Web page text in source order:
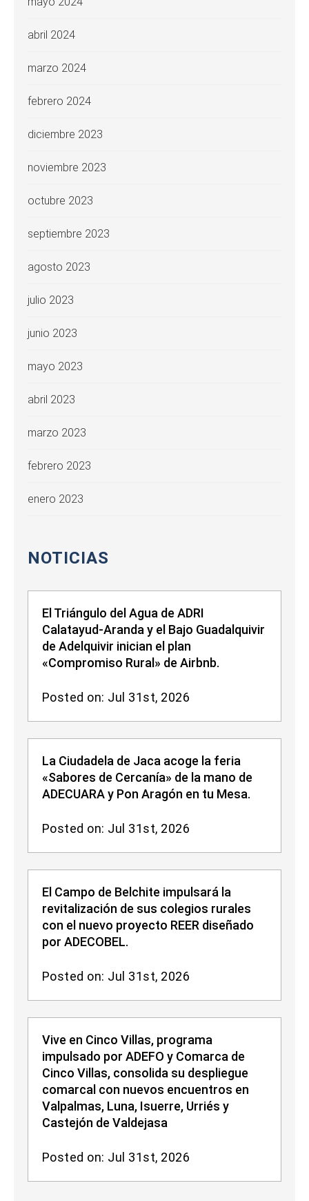
abril 2024
marzo 2024
febrero 2024
diciembre 2023
noviembre 2023
octubre 2023
septiembre 2023
agosto 2023
julio 2023
junio 2023
mayo 2023
abril 2023
marzo 2023
febrero 2023
enero 2023
NOTICIAS
El Triángulo del Agua de ADRI
Calatayud-Aranda y el Bajo Guadalquivir
de Adelquivir inician el plan
«Compromiso Rural» de Airbnb.
Posted on: Jul 31st, 2026
La Ciudadela de Jaca acoge la feria
«Sabores de Cercanía» de la mano de
ADECUARA y Pon Aragón en tu Mesa.
Posted on: Jul 31st, 2026
El Campo de Belchite impulsará la
revitalización de sus colegios rurales
con el nuevo proyecto REER diseñado
por ADECOBEL.
Posted on: Jul 31st, 2026
Vive en Cinco Villas, programa
impulsado por ADEFO y Comarca de
Cinco Villas, consolida su despliegue
comarcal con nuevos encuentros en
Valpalmas, Luna, Isuerre, Urriés y
Castejón de Valdejasa
Posted on: Jul 31st, 2026